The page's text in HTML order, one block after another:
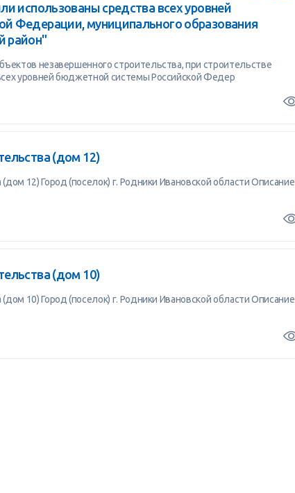
использованы средства всех уровней
Федерации, муниципального образования
район"
незавершенного строительства, при строительстве
уровней бюджетной системы Российской Федер
(дом 12)
12) Город (поселок) г. Родники Ивановской области Описание
(дом 10)
10) Город (поселок) г. Родники Ивановской области Описание